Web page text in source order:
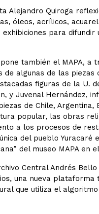
Alejandro Quiroga
óleos, acrílicos,
para difundir
también el MAPA, a
algunas de las piezas
figuras de la U.
y Juvenal Hernández,
de Chile, Argentina,
popular, las obras
a los procesos de
del pueblo Yuracaré
del museo MAPA en
Central Andrés
una nueva plataforma
que utiliza el